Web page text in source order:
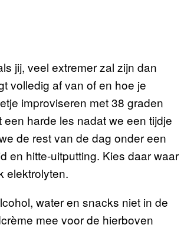
jij, veel extremer zal zijn dan
volledig af van of en hoe je
improviseren met 38 graden
harde les nadat we een tijdje
de rest van de dag onder een
en hitte-uitputting. Kies daar waar
elektrolyten.
water en snacks niet in de
mee voor de hierboven